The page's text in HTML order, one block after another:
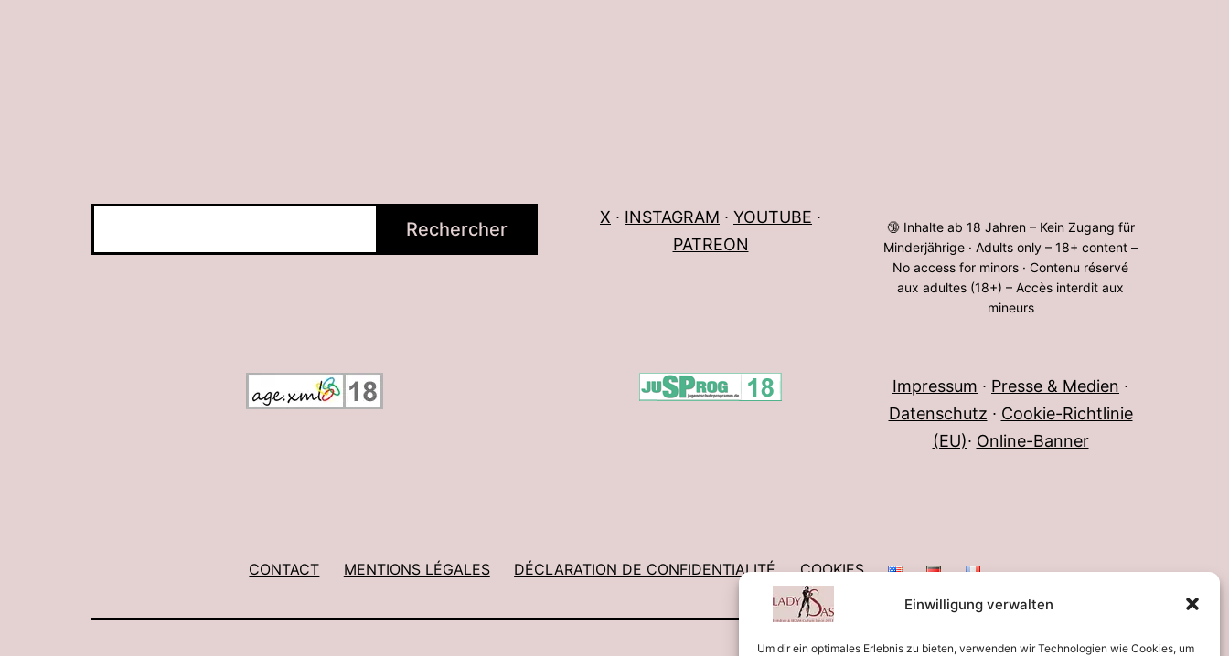
Einwilligung verwalten
Um dir ein optimales Erlebnis zu bieten, verwenden wir Technologien wie Cookies, um
Rechercher
X ∙ INSTAGRAM ∙ YOUTUBE ∙
PATREON
🔞 Inhalte ab 18 Jahren – Kein Zugang für
Minderjährige · Adults only – 18+ content –
No access for minors · Contenu réservé
aux adultes (18+) – Accès interdit aux
mineurs
Impressum ∙ Presse & Medien ∙
Datenschutz ∙ Cookie-Richtlinie
(EU)∙ Online-Banner
CONTACT MENTIONS LÉGALES DÉCLARATION DE CONFIDENTIALITÉ COOKIES